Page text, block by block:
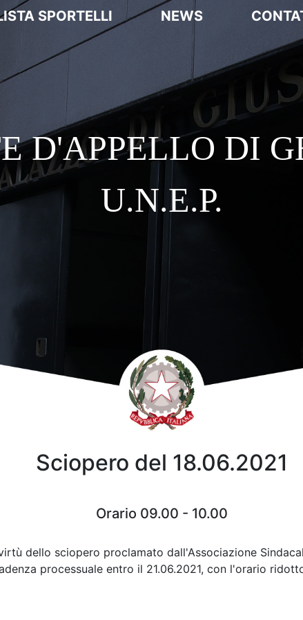
SPORTELLI NEWS
D'APPELLO DI
U.N.E.P.
Sciopero del 18.06.2021
Orario 09.00 - 10.00
dello sciopero proclamato dall'Associazione
processuale entro il 21.06.2021, con l'orario